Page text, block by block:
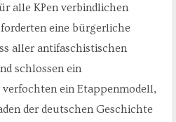
alle KPen verbindlichen
eine bürgerliche
aller antifaschistischen
schlossen ein
verfochten ein Etappenmodell,
der deutschen Geschichte